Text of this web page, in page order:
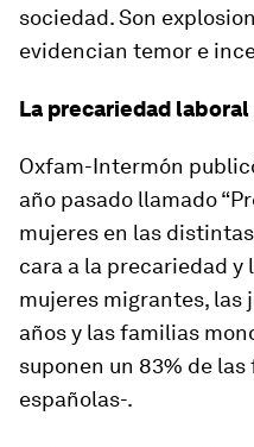
sociedad. Son
evidencian temor e
La precariedad
Oxfam-Intermón
año pasado llamado
mujeres en las distintas
cara a la precariedad y
mujeres migrantes, las
años y las familias
suponen un 83% de
españolas-.